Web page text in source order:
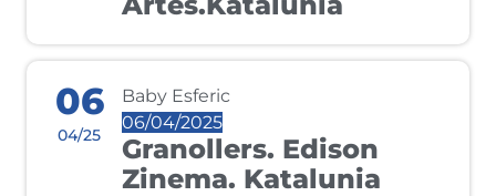
06
04/25
Baby Esferic
06/04/2025
Granollers. Edison
Zinema. Katalunia